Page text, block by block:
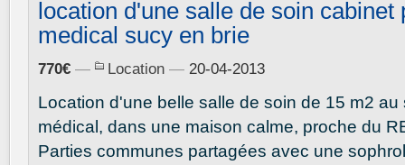
location d'une salle de soin cabinet
medical sucy en brie
770€ — Location — 20-04-2013
Location d'une belle salle de soin de 15 m2
médical, dans une maison calme, proche du
Parties communes partagées avec une